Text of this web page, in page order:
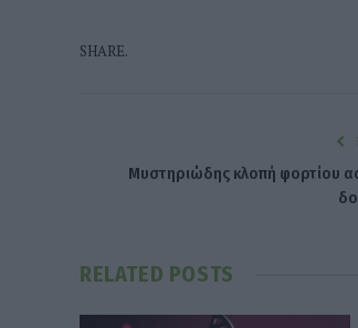
SHARE.
Μυστηριώδης κλοπή φορτίου
RELATED POSTS